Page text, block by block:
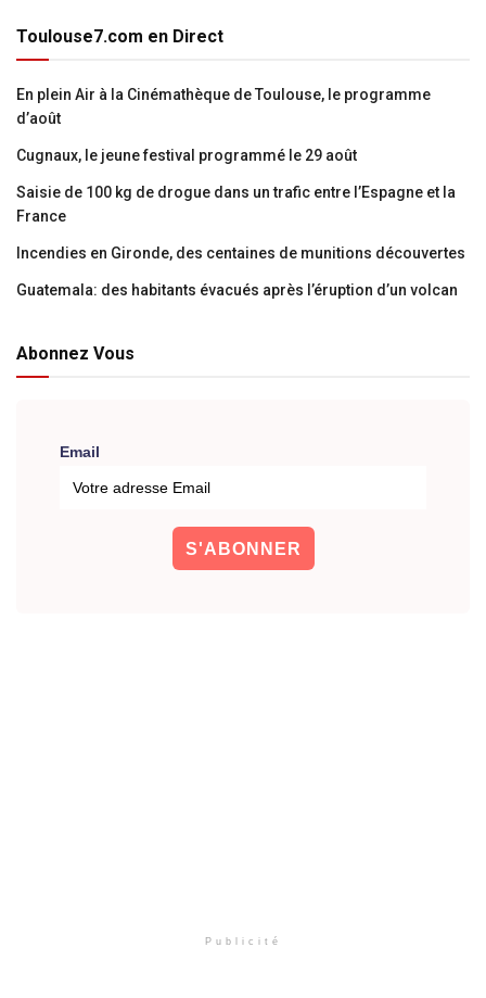
Toulouse7.com en Direct
En plein Air à la Cinémathèque de Toulouse, le programme
d’août
Cugnaux, le jeune festival programmé le 29 août
Saisie de 100 kg de drogue dans un trafic entre l’Espagne et la
France
Incendies en Gironde, des centaines de munitions découvertes
Guatemala: des habitants évacués après l’éruption d’un volcan
Abonnez Vous
Email
Publicité